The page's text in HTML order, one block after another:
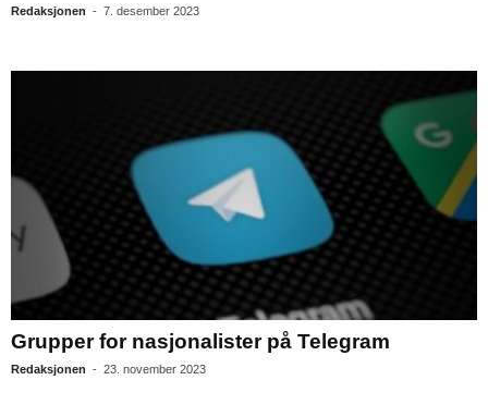
Redaksjonen - 7. desember 2023
Grupper for nasjonalister på Telegram
Redaksjonen - 23. november 2023